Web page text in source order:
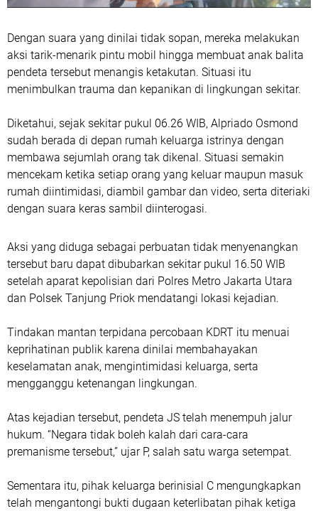
Dengan suara yang dinilai tidak sopan, mereka melakukan
aksi tarik-menarik pintu mobil hingga membuat anak balita
pendeta tersebut menangis ketakutan. Situasi itu
menimbulkan trauma dan kepanikan di lingkungan sekitar.
Diketahui, sejak sekitar pukul 06.26 WIB, Alpriado Osmond
sudah berada di depan rumah keluarga istrinya dengan
membawa sejumlah orang tak dikenal. Situasi semakin
mencekam ketika setiap orang yang keluar maupun masuk
rumah diintimidasi, diambil gambar dan video, serta diteriaki
dengan suara keras sambil diinterogasi.
Aksi yang diduga sebagai perbuatan tidak menyenangkan
tersebut baru dapat dibubarkan sekitar pukul 16.50 WIB
setelah aparat kepolisian dari Polres Metro Jakarta Utara
dan Polsek Tanjung Priok mendatangi lokasi kejadian.
Tindakan mantan terpidana percobaan KDRT itu menuai
keprihatinan publik karena dinilai membahayakan
keselamatan anak, mengintimidasi keluarga, serta
mengganggu ketenangan lingkungan.
Atas kejadian tersebut, pendeta JS telah menempuh jalur
hukum. “Negara tidak boleh kalah dari cara-cara
premanisme tersebut,” ujar P, salah satu warga setempat.
Sementara itu, pihak keluarga berinisial C mengungkapkan
telah mengantongi bukti dugaan keterlibatan pihak ketiga